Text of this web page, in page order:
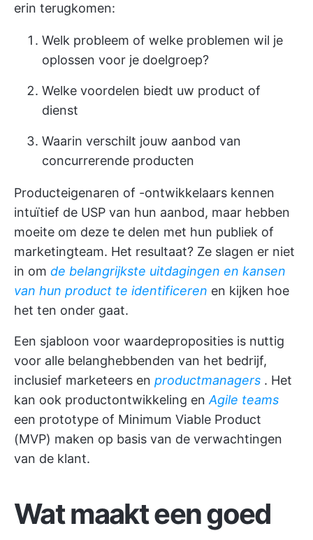
erin terugkomen:
Welk probleem of welke problemen wil je
oplossen voor je doelgroep?
Welke voordelen biedt uw product of
dienst
Waarin verschilt jouw aanbod van
concurrerende producten
Producteigenaren of -ontwikkelaars kennen
intuïtief de USP van hun aanbod, maar hebben
moeite om deze te delen met hun publiek of
marketingteam. Het resultaat? Ze slagen er niet
in om de belangrijkste uitdagingen en kansen
van hun product te identificeren en kijken hoe
het ten onder gaat.
Een sjabloon voor waardeproposities is nuttig
voor alle belanghebbenden van het bedrijf,
inclusief marketeers en productmanagers . Het
kan ook productontwikkeling en Agile teams
een prototype of Minimum Viable Product
(MVP) maken op basis van de verwachtingen
van de klant.
Wat maakt een goed